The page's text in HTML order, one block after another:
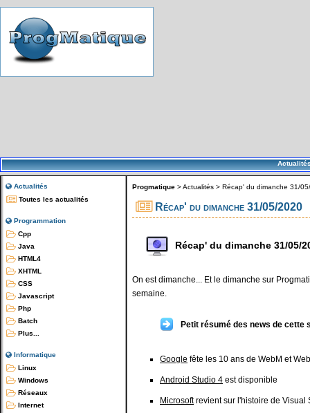
Actualités
Toutes les actualités
Programmation
Cpp
Java
HTML4
XHTML
CSS
Javascript
Php
Batch
Plus...
Informatique
Linux
Windows
Réseaux
Internet
Progmatique >Actualités > Récap' du dimanche 31/
Récap' du dimanche 31/05/2020
Récap' du dimanche 31/05/
On est dimanche... Et le dimanche sur
semaine.
Petit résumé des news de cette
Google fête les 10 ans de WebM et
Android Studio 4 est disponible
Microsoftrevient sur l'histoire de Visual